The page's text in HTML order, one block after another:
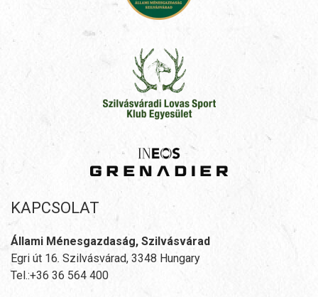
KAPCSOLAT
Állami Ménesgazdaság, Szilvásvárad
Egri út 16. Szilvásvárad, 3348 Hungary
Tel.:+36 36 564 400